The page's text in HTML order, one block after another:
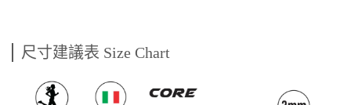
尺寸建議表 Size Chart